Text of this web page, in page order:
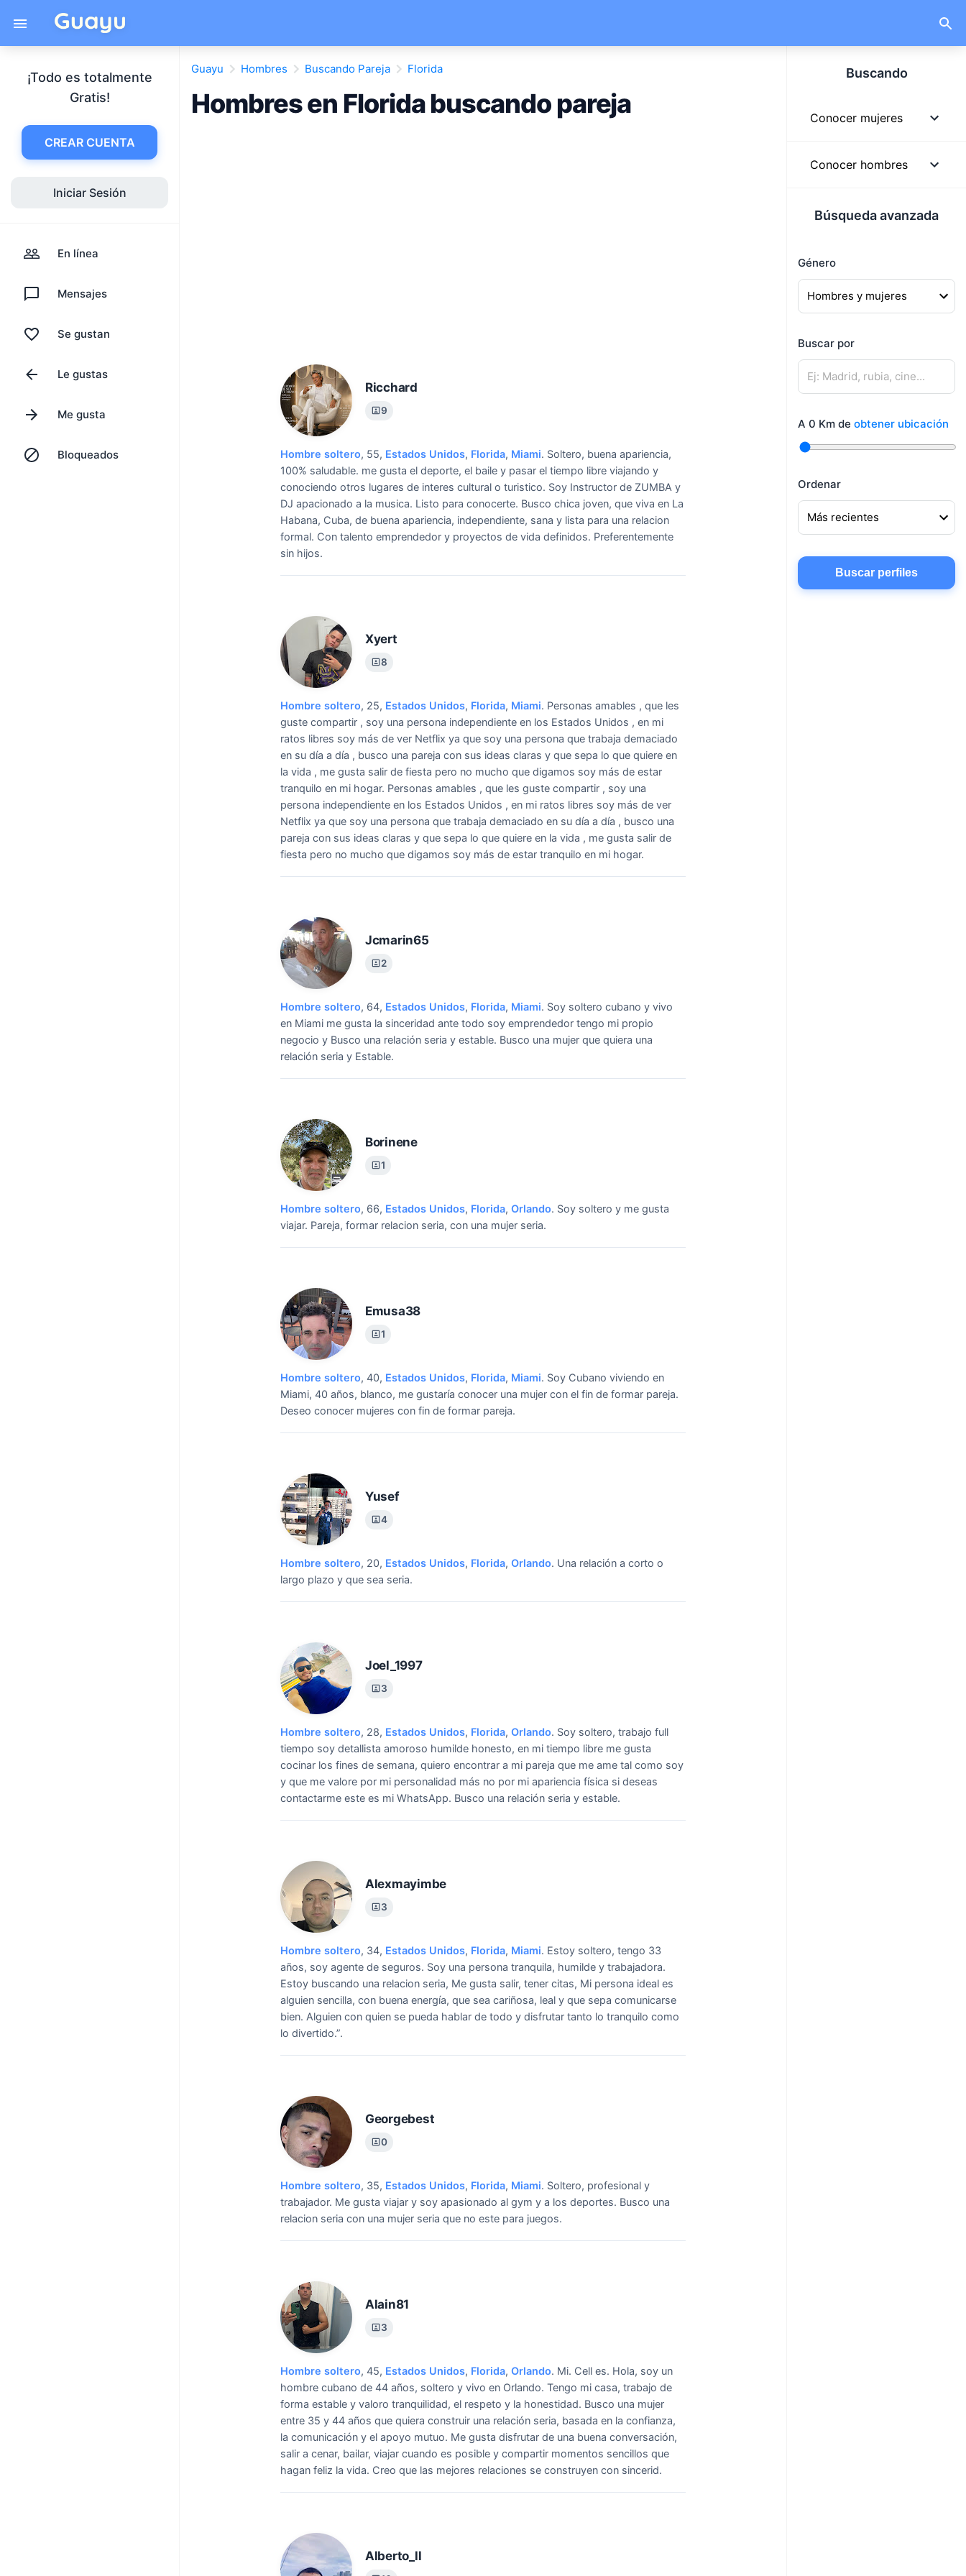
Buscando
Conocer mujeres
Mujeres lindas
Mujeres buscando
hombres
Mujeres buscando pareja
Mujeres buscando
amigos
Mujeres buscando
Mujeres buscando
Conocer hombres
Hombres guapos
Hombres buscando
Hombres buscando
pareja
amigos
Búsqueda avanzada
Género
Buscar por
A 0 Km de obtener ubicación
Ordenar
Buscar perfiles
¡Todo es totalmente
Gratis!
CREAR CUENTA
Iniciar Sesión
En línea
Mensajes
Se gustan
Le gustas
Me gusta
Bloqueados
Guayu Hombres Buscando Pareja Florida
Hombres en Florida buscando pareja
Ricchard
9
Hombre soltero, 55, Estados Unidos, Florida, Miami. Soltero, buena apariencia,
100% saludable. me gusta el deporte, el baile y pasar el tiempo libre viajando y
conociendo otros lugares de interes cultural o turistico. Soy Instructor de ZUMBA y
DJ apacionado a la musica. Listo para conocerte. Busco chica joven, que viva en La
Habana, Cuba, de buena apariencia, independiente, sana y lista para una relacion
formal. Con talento emprendedor y proyectos de vida definidos. Preferentemente
sin hijos.
Xyert
8
Hombre soltero, 25, Estados Unidos, Florida, Miami. Personas amables , que les
guste compartir , soy una persona independiente en los Estados Unidos , en mi
ratos libres soy más de ver Netflix ya que soy una persona que trabaja demaciado
en su día a día , busco una pareja con sus ideas claras y que sepa lo que quiere en
la vida , me gusta salir de fiesta pero no mucho que digamos soy más de estar
tranquilo en mi hogar. Personas amables , que les guste compartir , soy una
persona independiente en los Estados Unidos , en mi ratos libres soy más de ver
Netflix ya que soy una persona que trabaja demaciado en su día a día , busco una
pareja con sus ideas claras y que sepa lo que quiere en la vida , me gusta salir de
fiesta pero no mucho que digamos soy más de estar tranquilo en mi hogar.
Jcmarin65
2
Hombre soltero, 64, Estados Unidos, Florida, Miami. Soy soltero cubano y vivo
en Miami me gusta la sinceridad ante todo soy emprendedor tengo mi propio
negocio y Busco una relación seria y estable. Busco una mujer que quiera una
relación seria y Estable.
Borinene
1
Hombre soltero, 66, Estados Unidos, Florida, Orlando. Soy soltero y me gusta
viajar. Pareja, formar relacion seria, con una mujer seria.
Emusa38
1
Hombre soltero, 40, Estados Unidos, Florida, Miami. Soy Cubano viviendo en
Miami, 40 años, blanco, me gustaría conocer una mujer con el fin de formar pareja.
Deseo conocer mujeres con fin de formar pareja.
Yusef
4
Hombre soltero, 20, Estados Unidos, Florida, Orlando. Una relación a corto o
largo plazo y que sea seria.
Joel_1997
3
Hombre soltero, 28, Estados Unidos, Florida, Orlando. Soy soltero, trabajo full
tiempo soy detallista amoroso humilde honesto, en mi tiempo libre me gusta
cocinar los fines de semana, quiero encontrar a mi pareja que me ame tal como soy
y que me valore por mi personalidad más no por mi apariencia física si deseas
contactarme este es mi WhatsApp. Busco una relación seria y estable.
Alexmayimbe
3
Hombre soltero, 34, Estados Unidos, Florida, Miami. Estoy soltero, tengo 33
años, soy agente de seguros. Soy una persona tranquila, humilde y trabajadora.
Estoy buscando una relacion seria, Me gusta salir, tener citas, Mi persona ideal es
alguien sencilla, con buena energía, que sea cariñosa, leal y que sepa comunicarse
bien. Alguien con quien se pueda hablar de todo y disfrutar tanto lo tranquilo como
lo divertido.”.
Georgebest
0
Hombre soltero, 35, Estados Unidos, Florida, Miami. Soltero, profesional y
trabajador. Me gusta viajar y soy apasionado al gym y a los deportes. Busco una
relacion seria con una mujer seria que no este para juegos.
Alain81
3
Hombre soltero, 45, Estados Unidos, Florida, Orlando. Mi. Cell es. Hola, soy un
hombre cubano de 44 años, soltero y vivo en Orlando. Tengo mi casa, trabajo de
forma estable y valoro tranquilidad, el respeto y la honestidad. Busco una mujer
entre 35 y 44 años que quiera construir una relación seria, basada en la confianza,
la comunicación y el apoyo mutuo. Me gusta disfrutar de una buena conversación,
salir a cenar, bailar, viajar cuando es posible y compartir momentos sencillos que
hagan feliz la vida. Creo que las mejores relaciones se construyen con sincerid.
Alberto_ll